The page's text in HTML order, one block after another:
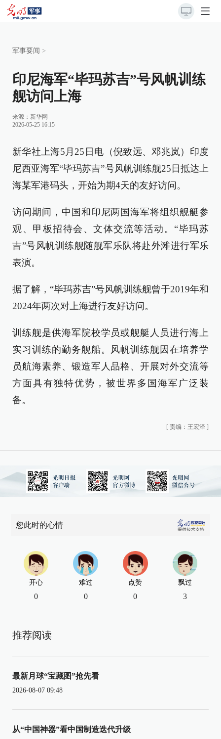
军事要闻 >
印尼海军“毕玛苏吉”号风帆训练
舰访问上海
来源： 新华网
2026-05-25 16:15
新华社上海5月25日电（倪致远、邓兆岚）印度
尼西亚海军“毕玛苏吉”号风帆训练舰25日抵达上
海某军港码头，开始为期4天的友好访问。
访问期间，中国和印尼两国海军将组织舰艇参
观、甲板招待会、文体交流等活动。“毕玛苏
吉”号风帆训练舰随舰军乐队将赴外滩进行军乐
表演。
据了解，“毕玛苏吉”号风帆训练舰曾于2019年和
2024年两次对上海进行友好访问。
训练舰是供海军院校学员或舰艇人员进行海上
实习训练的勤务舰船。风帆训练舰因在培养学
员航海素养、锻造军人品格、开展对外交流等
方面具有独特优势，被世界多国海军广泛装
备。
[ 责编：王宏泽 ]
您此时的心情
开心
0
难过
0
点赞
0
飘过
3
推荐阅读
最新月球“宝藏图”抢先看
2026-08-07 09:48
从“中国神器”看中国制造迭代升级